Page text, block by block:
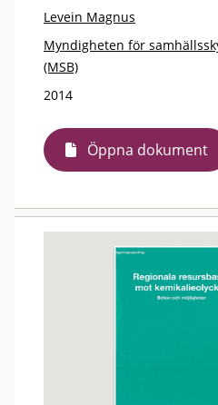
Levein Magnus
Myndigheten för
(MSB)
2014
Öppna dokument